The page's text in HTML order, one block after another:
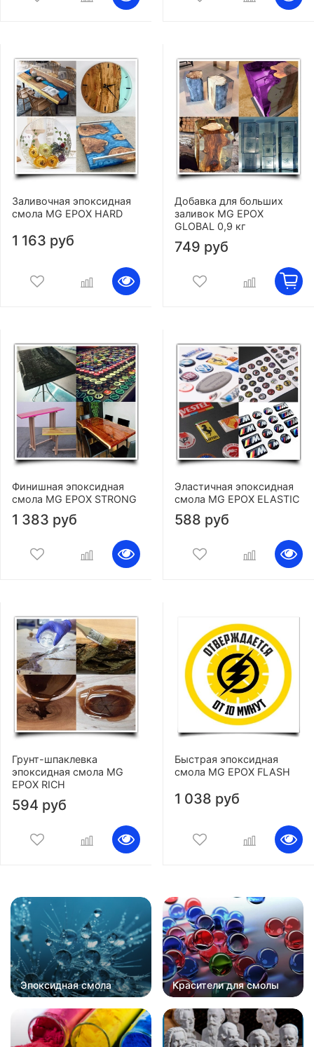
Заливочная эпоксидная
смола MG EPOX HARD
1 163 руб
Добавка для больших
заливок MG EPOX
GLOBAL 0,9 кг
749 руб
Финишная эпоксидная
смола MG EPOX STRONG
1 383 руб
Эластичная эпоксидная
смола MG EPOX ELASTIC
588 руб
Грунт-шпаклевка
эпоксидная смола MG
EPOX RICH
594 руб
Быстрая эпоксидная
смола MG EPOX FLASH
1 038 руб
Эпоксидная смола Красители для смолы